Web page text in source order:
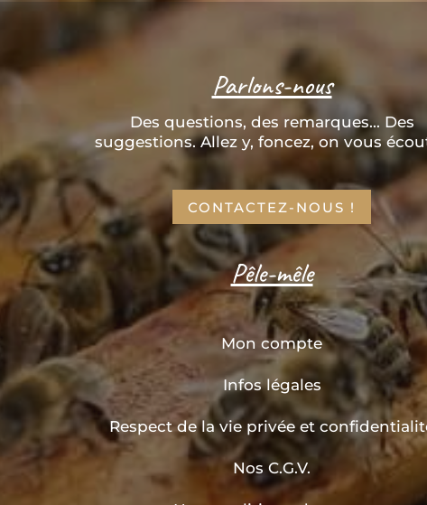
Parlons-nous
Des questions, des remarques... Des
suggestions. Allez y, foncez, on vous
CONTACTEZ-NOUS !
Pêle-mêle
Mon compte
Infos légales
Respect de la vie privée et
Nos C.G.V.